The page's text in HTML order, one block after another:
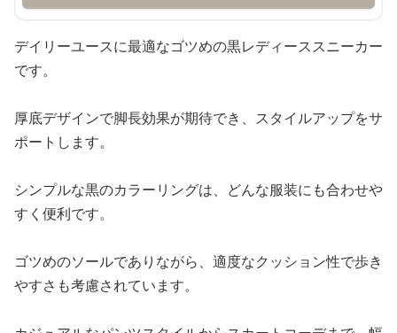
デイリーユースに最適なゴツめの黒レディーススニーカー
です。
厚底デザインで脚長効果が期待でき、スタイルアップをサ
ポートします。
シンプルな黒のカラーリングは、どんな服装にも合わせや
すく便利です。
ゴツめのソールでありながら、適度なクッション性で歩き
やすさも考慮されています。